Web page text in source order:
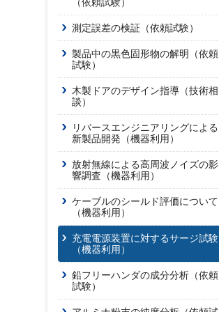
測定誤差の検証（依頼試験）
製品中の黒色固形物の解明（依頼
試験）
木製ドアのデザイン指導（技術相
談）
リバースエンジニアリングによる
新製品開発（機器利用）
放射無線による高周波ノイズの影
響調査（機器利用）
ケーブルのシールド評価について
（機器利用）
充電電源装置に対するサージ試験
（機器利用）
鉛フリーハンダの成分分析（依頼
試験）